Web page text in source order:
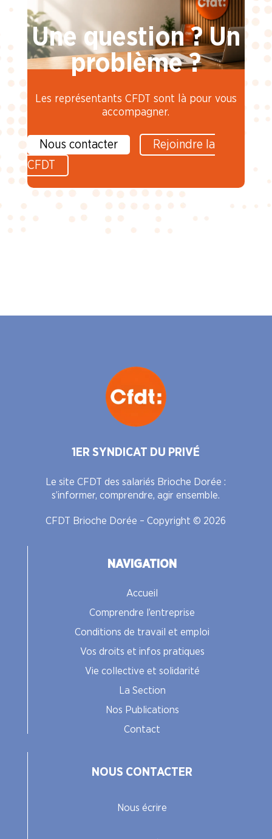
Une question ? Un
problème ?
Les représentants CFDT sont là pour vous
accompagner.
Nous contacter
Rejoindre la
CFDT
1ER SYNDICAT DU PRIVÉ
Le site CFDT des salariés Brioche Dorée :
s’informer, comprendre, agir ensemble.
CFDT Brioche Dorée – Copyright © 2026
NAVIGATION
Accueil
Comprendre l’entreprise
Conditions de travail et emploi
Vos droits et infos pratiques
Vie collective et solidarité
La Section
Nos Publications
Contact
NOUS CONTACTER
Nous écrire